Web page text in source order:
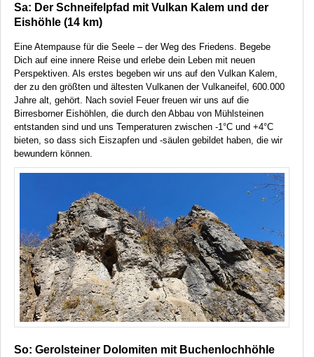
Sa: Der Schneifelpfad mit Vulkan Kalem und der
Eishöhle (14 km)
Eine Atempause für die Seele – der Weg des Friedens. Begebe
Dich auf eine innere Reise und erlebe dein Leben mit neuen
Perspektiven. Als erstes begeben wir uns auf den Vulkan Kalem,
der zu den größten und ältesten Vulkanen der Vulkaneifel, 600.000
Jahre alt, gehört. Nach soviel Feuer freuen wir uns auf die
Birresborner Eishöhlen, die durch den Abbau von Mühlsteinen
entstanden sind und uns Temperaturen zwischen -1°C und +4°C
bieten, so dass sich Eiszapfen und -säulen gebildet haben, die wir
bewundern können.
So: Gerolsteiner Dolomiten mit Buchenlochhöhle